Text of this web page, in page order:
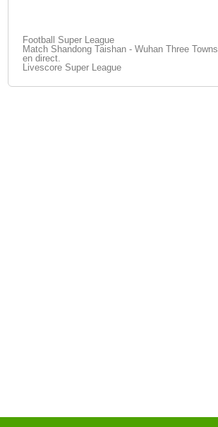
Football Super League
Match Shandong Taishan - Wuhan Three Towns
en direct.
Livescore Super League